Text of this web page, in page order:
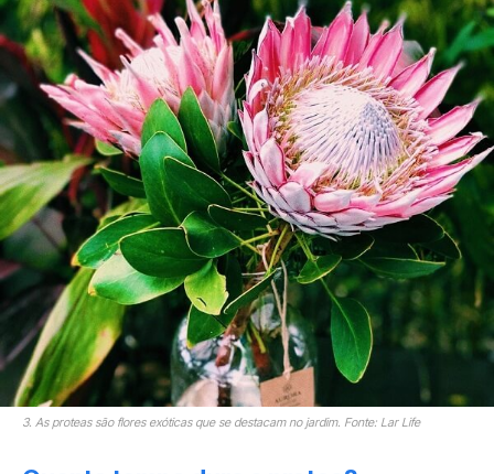
3. As proteas são flores exóticas que se destacam no jardim. Fonte: Lar Life